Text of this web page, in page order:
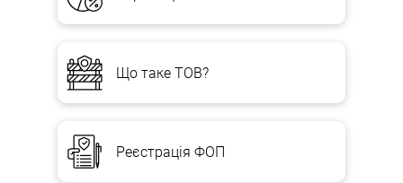
Що таке ТОВ?
Реєстрація ФОП